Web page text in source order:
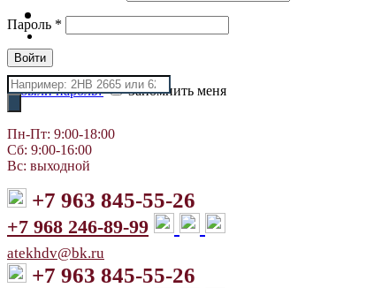
Пароль *
Войти
Забыли пароль? Запомнить меня
Поиск
товаров
Пн-Пт: 9:00-18:00
Сб: 9:00-16:00
Вс: выходной
+7 963 845-55-26
+7 968 246-89-99
atekhdv@bk.ru
+7 963 845-55-26